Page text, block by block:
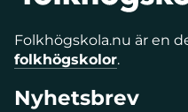
Folkhögskola.nu är en
folkhögskolor.
Nyhetsbrev